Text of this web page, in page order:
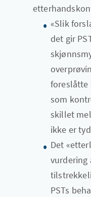
«Slik
det gir
foreslåtte
som
skillet
ikke er
Det
vurdering
PSTs